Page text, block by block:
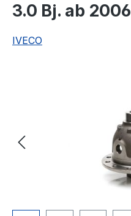
3.0 Bj. ab 2006
IVECO